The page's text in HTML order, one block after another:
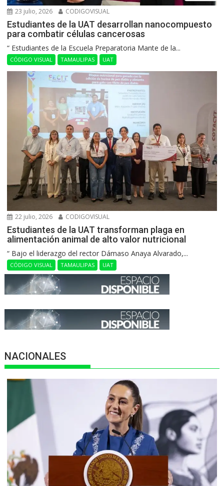
23 julio, 2026 CODIGOVISUAL
Estudiantes de la UAT desarrollan nanocompuesto
para combatir células cancerosas
“ Estudiantes de la Escuela Preparatoria Mante de la...
CÓDIGO VISUAL TAMAULIPAS UAT
22 julio, 2026 CODIGOVISUAL
Estudiantes de la UAT transforman plaga en
alimentación animal de alto valor nutricional
“ Bajo el liderazgo del rector Dámaso Anaya Alvarado,...
CÓDIGO VISUAL TAMAULIPAS UAT
NACIONALES